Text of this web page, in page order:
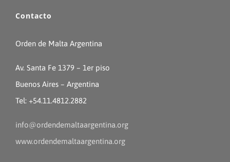
Contacto
Orden de Malta Argentina
Av. Santa Fe 1379 – 1er piso
Buenos Aires – Argentina
Tel: +54.11.4812.2882
info@ordendemaltaargentina.org
www.ordendemaltaargentina.org